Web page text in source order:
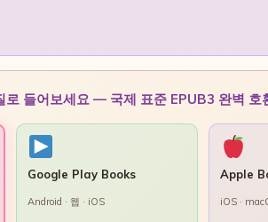
로 들어보세요 — 국제 표준 EPUB3 완벽 호
Google Play Books
Android · 웹 · iOS
Apple
iOS ·